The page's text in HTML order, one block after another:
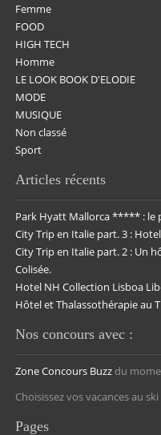
Femme
FOOD
HIGH TECH
Homme
LE LOOK BOOK D'ELODIE
MODE
MUSIQUE
Non classé
Sport
Articles récents
Park Hyatt Mallorca ***** : le
City Trip en Italie part. 3 :
City Trip en Italie part. 2 : Un
Colisée.
Hotel NH Collection Lisboa
Hôtel et Thalassothérapie au
Nos concours avec :
Zone Concours Buzz du
Choisissez vos vacances au
Pages